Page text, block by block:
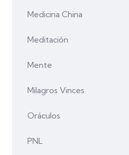
Medicina China
Meditación
Mente
Milagros Vinces
Oráculos
PNL